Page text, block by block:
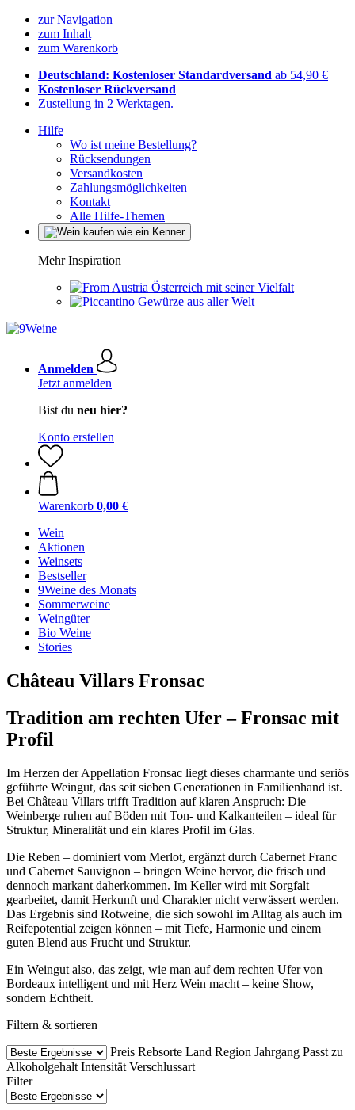
zur Navigation
zum Inhalt
zum Warenkorb
Deutschland: Kostenloser Standardversand ab 54,90 €
Kostenloser Rückversand
Zustellung in 2 Werktagen.
Hilfe
Wo ist meine Bestellung?
Rücksendungen
Versandkosten
Zahlungsmöglichkeiten
Kontakt
Alle Hilfe-Themen
Mehr Inspiration
Österreich mit seiner Vielfalt
Gewürze aus aller Welt
Anmelden
Jetzt anmelden
Bist du neu hier?
Konto erstellen
Warenkorb 0,00 €
Wein
Aktionen
Weinsets
Bestseller
9Weine des Monats
Sommerweine
Weingüter
Bio Weine
Stories
Château Villars Fronsac
Tradition am rechten Ufer – Fronsac mit
Profil
Im Herzen der Appellation Fronsac liegt dieses charmante und seriös
geführte Weingut, das seit sieben Generationen in Familienhand ist.
Bei Château Villars trifft Tradition auf klaren Anspruch: Die
Weinberge ruhen auf Böden mit Ton- und Kalkanteilen – ideal für
Struktur, Mineralität und ein klares Profil im Glas.
Die Reben – dominiert vom Merlot, ergänzt durch Cabernet Franc
und Cabernet Sauvignon – bringen Weine hervor, die frisch und
dennoch markant daherkommen. Im Keller wird mit Sorgfalt
gearbeitet, damit Herkunft und Charakter nicht verwässert werden.
Das Ergebnis sind Rotweine, die sich sowohl im Alltag als auch im
Reifepotential zeigen können – mit Tiefe, Harmonie und einem
guten Blend aus Frucht und Struktur.
Ein Weingut also, das zeigt, wie man auf dem rechten Ufer von
Bordeaux intelligent und mit Herz Wein macht – keine Show,
sondern Echtheit.
Filtern & sortieren
Preis Rebsorte Land Region Jahrgang Passt zu
Alkoholgehalt Intensität Verschlussart
Filter